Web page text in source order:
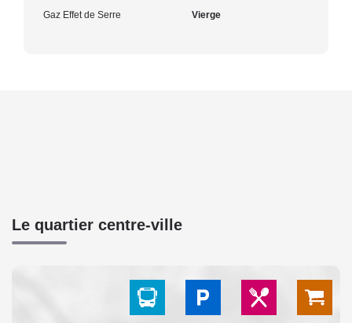
Gaz Effet de Serre Vierge
Le quartier centre-ville